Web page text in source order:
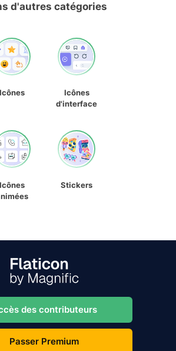
d'autres catégories
Icônes
Icônes
d'interface
Icônes
Stickers
des contributeurs
Passer Premium